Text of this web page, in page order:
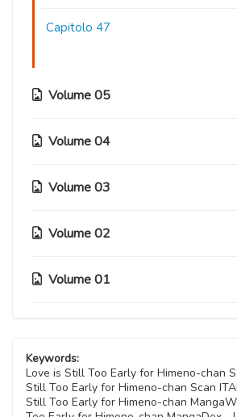
Capitolo 47
Volume 05
Capitolo 46.5
Capitolo 43
Volume 04
Capitolo 37
Capitolo 34
Volume 03
Capitolo 28.2
Capitolo 28
Volume 02
Capitolo 19.2
Capitolo 19
Volume 01
Capitolo 10.4
Keywords:
Love is Still Too Early for Himeno-chan
Still Too Early for Himeno-chan Scan
Still Too Early for Himeno-chan